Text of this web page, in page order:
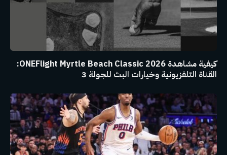
كيفية مشاهدة ONEFlight Myrtle Beach Classic 2026:
القناة التلفزيونية وخيارات البث للجولة 3